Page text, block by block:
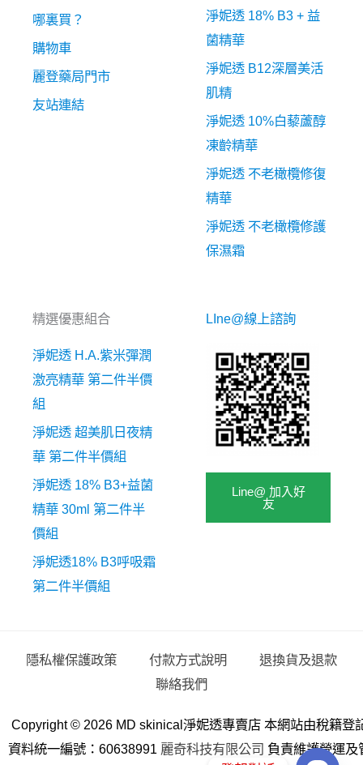
哪裏買？
購物車
麗登藥局門市
友站連結
淨妮透 18% B3 + 益
菌精華
淨妮透 B12深層美活
肌精
淨妮透 10%白藜蘆醇
凍齡精華
淨妮透 不老橄欖修復
精華
淨妮透 不老橄欖修護
保濕霜
精選優惠組合
淨妮透 H.A.紫米彈潤
激亮精華 第二件半價
組
淨妮透 超美肌日夜精
華 第二件半價組
淨妮透 18% B3+益菌
精華 30ml 第二件半
價組
淨妮透18% B3呼吸霜
第二件半價組
LIne@線上諮詢
Line@ 加入好
友
隱私權保護政策 付款方式說明
退換貨及退款
聯絡我們
Copyright © 2026 MD skinical淨妮透專賣店 本網站由稅籍登
資料統一編號：60638991 麗奇科技有限公司 負責維護營運及